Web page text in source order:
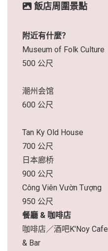
飯店周圍景點
附近有什麼？
Museum of Folk Culture
500 公尺
潮州会馆
600 公尺
Tan Ky Old House
700 公尺
日本廊桥
900 公尺
Công Viên Vườn Tượng
950 公尺
餐廳 & 咖啡店
咖啡店／酒吧K'Noy Cafe
& Bar